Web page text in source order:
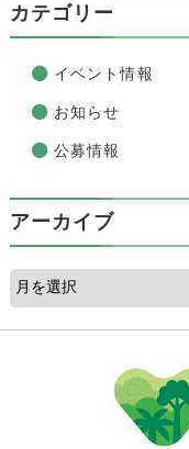
カテゴリー
イベント情報
お知らせ
公募情報
アーカイブ